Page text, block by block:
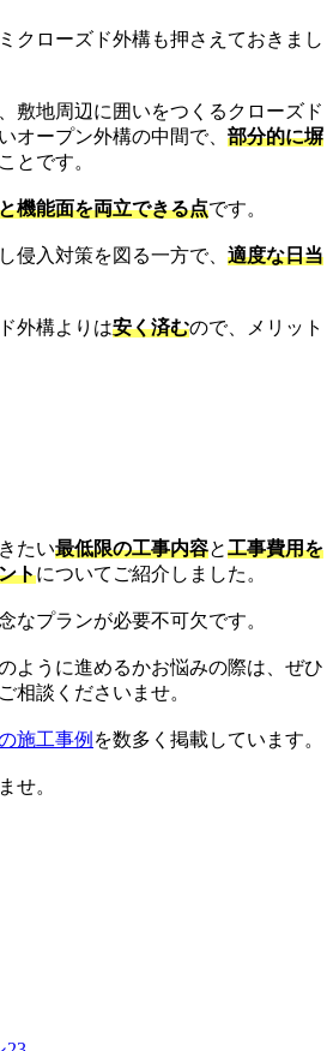
クローズド外構も押さえておきまし
敷地周辺に囲いをつくるクローズド
オープン外構の中間で、 部分的に塀
とです。
機能面を両立できる点です。
侵入対策を図る一方で、 適度な日当
外構よりは安く済むので、メリット
たい最低限の工事内容と工事費用を
トについてご紹介しました。
なプランが必要不可欠です。
ように進めるかお悩みの際は、ぜひ
相談くださいませ。
施工事例 を数多く掲載しています。
せ。